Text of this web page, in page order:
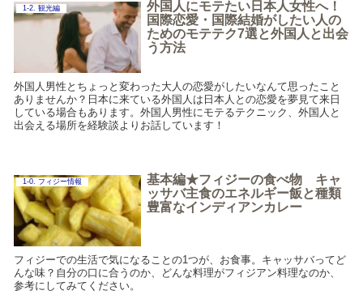
1-2. 観光編
外国人にモテたい日本人女性へ！
国際恋愛・国際結婚がしたい人の
ためのモテテク7選と外国人と出会
う方法
外国人男性とちょっと変わった大人の恋愛がしたいなんて思ったこと
ありませんか？日本に来ている外国人は日本人との恋愛を夢見て来日
している場合もあります。外国人男性にモテるテクニック、外国人と
出会える場所を経験談よりお話しています！
1-0. フィジー情報
基本編★フィジーの食べ物 キャ
ッサバ主食のエネルギー飯と種類
豊富なインディアンカレー
フィジーでの生活で気になることの1つが、お食事。キャッサバってど
んな味？自分の口に合うのか、どんな料理がフィジアン料理なのか、
参考にしてみてください。